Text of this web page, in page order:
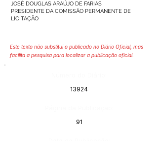
JOSÉ DOUGLAS ARAÚJO DE FARIAS
PRESIDENTE DA COMISSÃO PERMANENTE DE
LICITAÇÃO
Este texto não substitui o publicado no Diário Oficial, mas
facilita a pesquisa para localizar a publicação oficial.
13924
91